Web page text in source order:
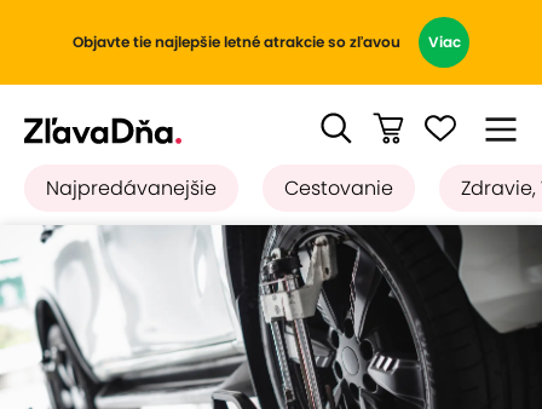
Objavte tie najlepšie letné atrakcie so zľavou Viac
Najpredávanejšie Cestovanie Zdravie,